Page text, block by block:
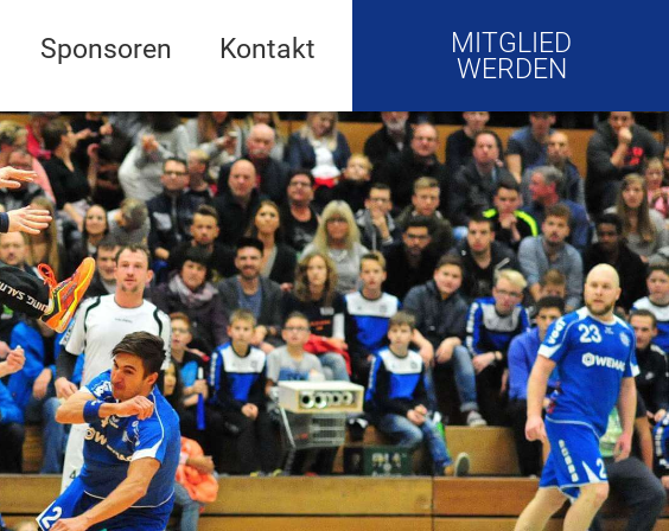
Sponsoren Kontakt
MITGLIED
WERDEN